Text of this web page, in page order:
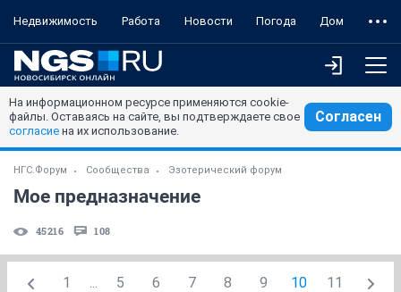
Недвижимость Работа Новости Погода Дом
На информационном ресурсе применяются cookie-
файлы. Оставаясь на сайте, вы подтверждаете свое
согласие на их использование.
Согласен
НГС.Форум Сообщества Эзотерический форум
Мое предназначение
45216 108
1 ... 5 6 7 8 9 10 11